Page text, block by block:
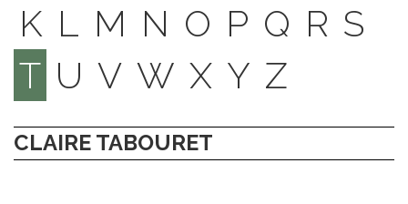
K L M N O P Q R S
T U V W X Y Z
CLAIRE TABOURET